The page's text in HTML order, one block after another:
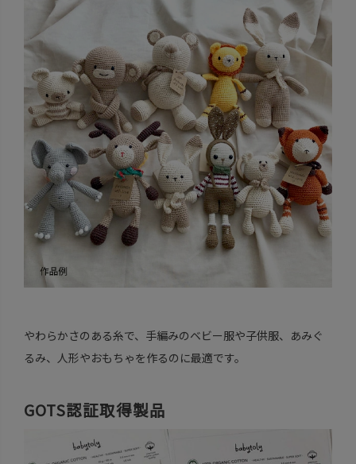
やわらかさのある糸で、手編みのベビー服や子供服、あみぐ
るみ、人形やおもちゃを作るのに最適です。
GOTS認証取得製品